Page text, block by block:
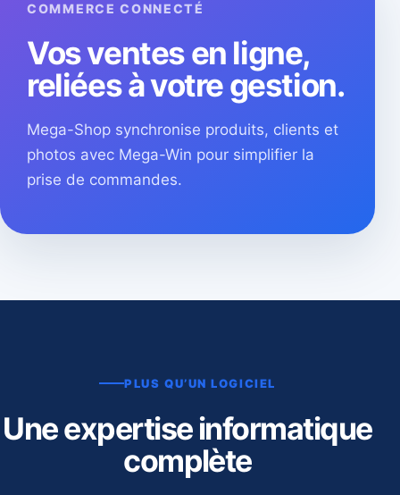
COMMERCE CONNECTÉ
Vos ventes en ligne,
reliées à votre gestion.
Mega-Shop synchronise produits, clients et
photos avec Mega-Win pour simplifier la
prise de commandes.
PLUS QU’UN LOGICIEL
Une expertise informatique
complète